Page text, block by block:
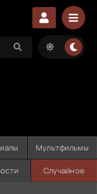
Мультфильмы
Случайное